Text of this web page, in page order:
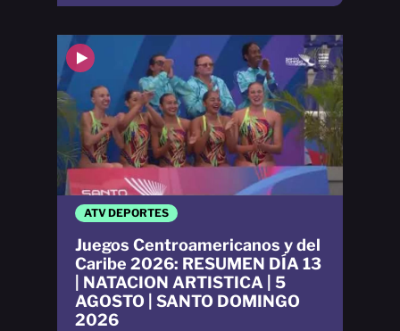
ATV DEPORTES
Juegos Centroamericanos y del
Caribe 2026: RESUMEN DÍA 13
| NATACION ARTISTICA | 5
AGOSTO | SANTO DOMINGO
2026